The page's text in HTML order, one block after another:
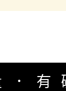
．有